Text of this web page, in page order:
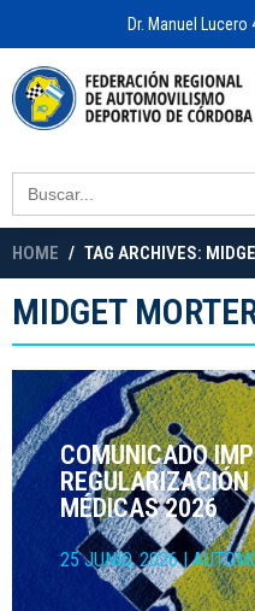
Dr. Manuel
Search
for:
HOME TAG ARCHIVES:
MIDGET
COMUNICADO
MÉDICAS 2026
25 JUNIO, 2026 |